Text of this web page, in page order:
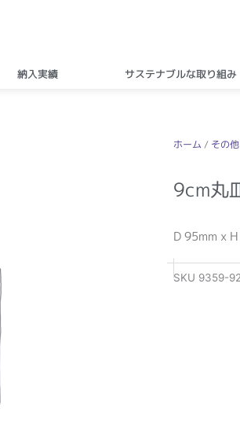
納入実績 サステナブルな取り組み
ホーム / その他
9cm丸
D 95mm x
SKU 9359-